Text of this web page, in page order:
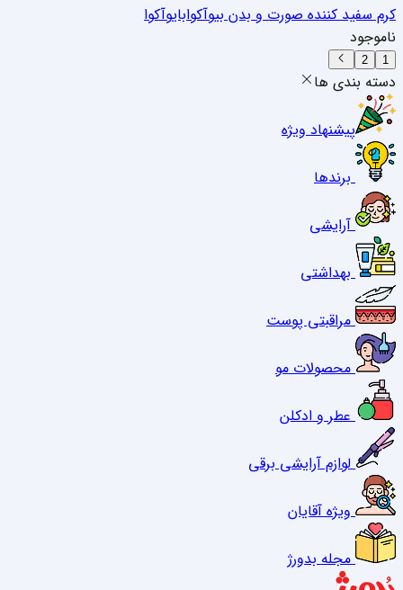
کرم سفید کننده صورت و بدن بیوآکوابایوآکوا
ناموجود
1
2
دسته بندی ها
پیشنهاد ویژه
برندها
آرایشی
بهداشتی
مراقبتی پوست
محصولات مو
عطر و ادکلن
لوازم آرایشی برقی
ویژه آقایان
مجله بدورژ